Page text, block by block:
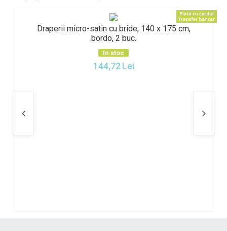
Draperii micro-satin cu bride, 140 x 175 cm,
bordo, 2 buc.
In stoc
144,72 Lei